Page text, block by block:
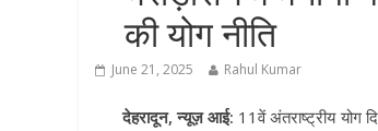
की योग नीति
June 21, 2025 Rahul Kumar
देहरादून, न्यूज़ आई: 11वें अंतराष्ट्रीय योग